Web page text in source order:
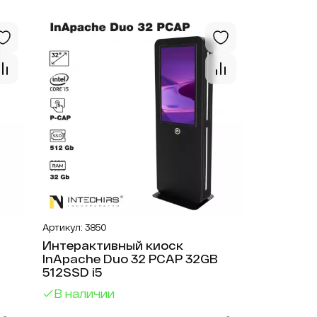
Информационные
киоски 3840х2160
Открыть
Артикул: 3850
Интерактивный киоск
InApache Duo 32 PCAP 32GB
512SSD i5
В наличии